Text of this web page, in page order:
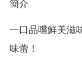
簡介
一口品嚐鮮美滋
味蕾！